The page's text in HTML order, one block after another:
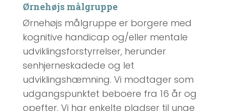
Ørnehøjs målgruppe
Ørnehøjs målgruppe er borgere med
kognitive handicap og/eller mentale
udviklingsforstyrrelser, herunder
senhjerneskadede og let
udviklingshæmning. Vi modtager som
udgangspunktet beboere fra 16 år og
opefter. Vi har enkelte pladser til unge